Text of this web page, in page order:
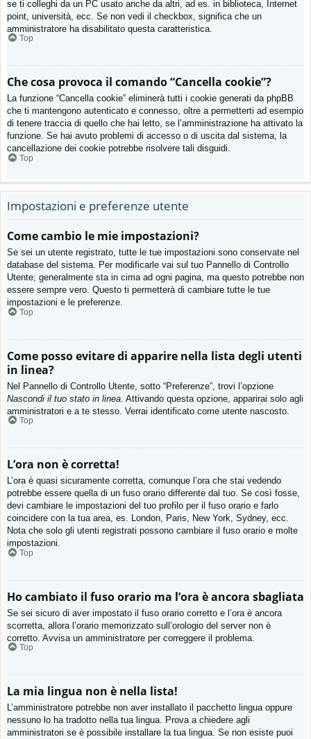
se ti colleghi da un PC usato anche da altri, ad es. in biblioteca, Internet
point, università, ecc. Se non vedi il checkbox, significa che un
amministratore ha disabilitato questa caratteristica.
Top
Che cosa provoca il comando “Cancella cookie”?
La funzione “Cancella cookie” eliminerà tutti i cookie generati da phpBB
che ti mantengono autenticato e connesso, oltre a permetterti ad esempio
di tenere traccia di quello che hai letto, se l’amministrazione ha attivato la
funzione. Se hai avuto problemi di accesso o di uscita dal sistema, la
cancellazione dei cookie potrebbe risolvere tali disguidi.
Top
Impostazioni e preferenze utente
Come cambio le mie impostazioni?
Se sei un utente registrato, tutte le tue impostazioni sono conservate nel
database del sistema. Per modificarle vai sul tuo Pannello di Controllo
Utente; generalmente sta in cima ad ogni pagina, ma questo potrebbe non
essere sempre vero. Questo ti permetterà di cambiare tutte le tue
impostazioni e le preferenze.
Top
Come posso evitare di apparire nella lista degli utenti
in linea?
Nel Pannello di Controllo Utente, sotto “Preferenze”, trovi l’opzione
Nascondi il tuo stato in linea . Attivando questa opzione, apparirai solo agli
amministratori e a te stesso. Verrai identificato come utente nascosto.
Top
L’ora non è corretta!
L’ora è quasi sicuramente corretta, comunque l’ora che stai vedendo
potrebbe essere quella di un fuso orario differente dal tuo. Se così fosse,
devi cambiare le impostazioni del tuo profilo per il fuso orario e farlo
coincidere con la tua area, es. London, Paris, New York, Sydney, ecc.
Nota che solo gli utenti registrati possono cambiare il fuso orario e molte
impostazioni.
Top
Ho cambiato il fuso orario ma l’ora è ancora sbagliata
Se sei sicuro di aver impostato il fuso orario corretto e l’ora è ancora
scorretta, allora l’orario memorizzato sull’orologio del server non è
corretto. Avvisa un amministratore per correggere il problema.
Top
La mia lingua non è nella lista!
L’amministratore potrebbe non aver installato il pacchetto lingua oppure
nessuno lo ha tradotto nella tua lingua. Prova a chiedere agli
amministratori se è possibile installare la tua lingua. Se non esiste puoi